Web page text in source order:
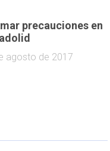
precauciones en
agosto de 2017